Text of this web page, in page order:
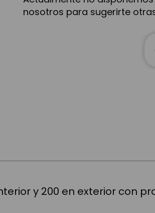
nosotros para sugerirte
y 200 en exterior con